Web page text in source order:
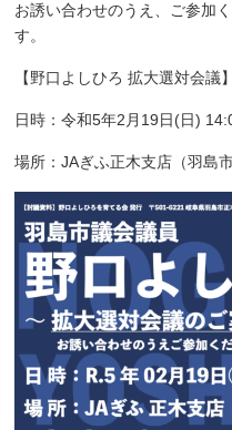
お誘い合わせのうえ、ご参加
す。
【野口よしひろ 拡大選対会議】
日時：令和5年2月19日(日)
場所：JAぎふ正木支店（羽島